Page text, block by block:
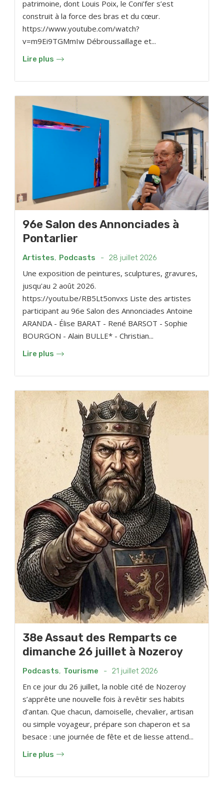
patrimoine, dont Louis Poix, le Coni’fer s’est
construit à la force des bras et du cœur.
https://www.youtube.com/watch?
v=m9Ei9TGMmIw Débroussaillage et...
Lire plus
96e Salon des Annonciades à
Pontarlier
Artistes, Podcasts - 28 juillet 2026
Une exposition de peintures, sculptures, gravures,
jusqu'au 2 août 2026.
https://youtu.be/RB5Lt5onvxs Liste des artistes
participant au 96e Salon des Annonciades Antoine
ARANDA - Élise BARAT - René BARSOT - Sophie
BOURGON - Alain BULLE* - Christian...
Lire plus
38e Assaut des Remparts ce
dimanche 26 juillet à Nozeroy
Podcasts, Tourisme - 21 juillet 2026
En ce jour du 26 juillet, la noble cité de Nozeroy
s’apprête une nouvelle fois à revêtir ses habits
d’antan. Que chacun, damoiselle, chevalier, artisan
ou simple voyageur, prépare son chaperon et sa
besace : une journée de fête et de liesse attend...
Lire plus